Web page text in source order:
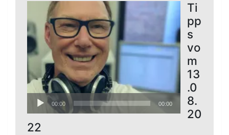
Audio-
Player
00:00 00:00
Ti
pp
s
vo
m
13
.0
8.
20
22